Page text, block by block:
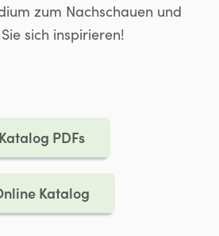
zum Nachschauen und
sich inspirieren!
Katalog PDFs
Katalog